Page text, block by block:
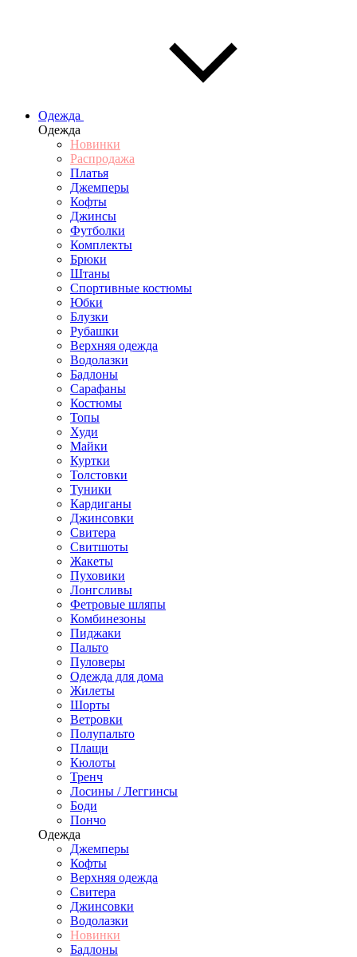
Одежда
Одежда
Новинки
Распродажа
Платья
Джемперы
Кофты
Джинсы
Футболки
Комплекты
Брюки
Штаны
Спортивные костюмы
Юбки
Блузки
Рубашки
Верхняя одежда
Водолазки
Бадлоны
Сарафаны
Костюмы
Топы
Худи
Майки
Куртки
Толстовки
Туники
Кардиганы
Джинсовки
Свитера
Свитшоты
Жакеты
Пуховики
Лонгсливы
Фетровые шляпы
Комбинезоны
Пиджаки
Пальто
Пуловеры
Одежда для дома
Жилеты
Шорты
Ветровки
Полупальто
Плащи
Кюлоты
Тренч
Лосины / Леггинсы
Боди
Пончо
Одежда
Джемперы
Кофты
Верхняя одежда
Свитера
Джинсовки
Водолазки
Новинки
Бадлоны